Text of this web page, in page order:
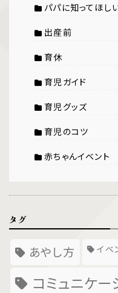
パパに知ってほし
出産前
育休
育児ガイド
育児グッズ
育児のコツ
赤ちゃんイベント
タグ
あやし方 イベ
コミュニケー